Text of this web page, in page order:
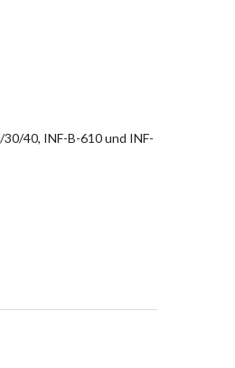
40, INF-B-610 und INF-